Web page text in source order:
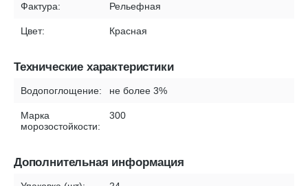
Фактура: Рельефная
Цвет: Красная
Технические характеристики
Водопоглощение: не более 3%
Марка
морозостойкости:
300
Дополнительная информация